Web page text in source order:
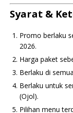
Syarat &
Promo berlaku
2026.
Harga paket
Berlaku di
Berlaku untuk
(Ojol).
Pilihan menu